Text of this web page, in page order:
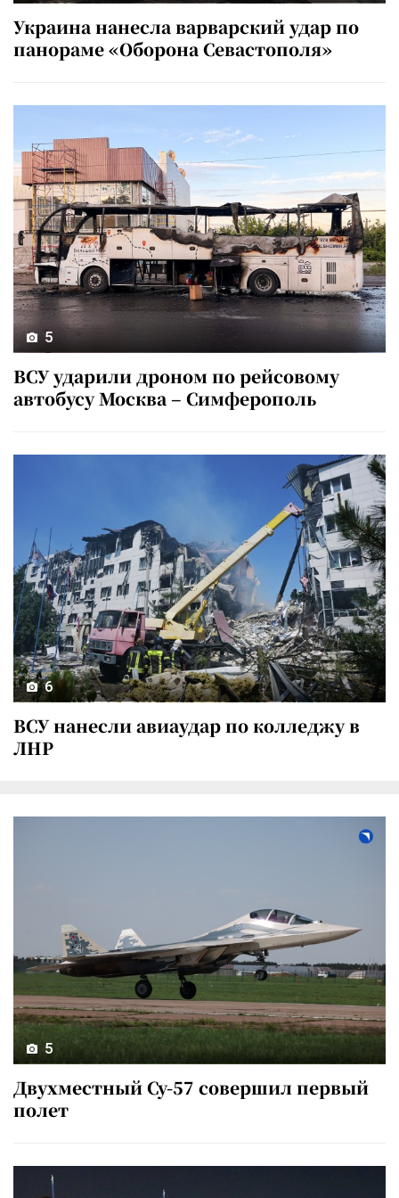
Украина нанесла варварский удар по
панораме «Оборона Севастополя»
5
ВСУ ударили дроном по рейсовому
автобусу Москва – Симферополь
6
ВСУ нанесли авиаудар по колледжу в
ЛНР
5
Двухместный Су-57 совершил первый
полет